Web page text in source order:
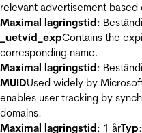
relevant advertisement
Maximal lagringstid:
_uetvid_expContains the
corresponding name.
Maximal lagringstid:
MUIDUsed widely by
enables user tracking by
domains.
Maximal lagringstid: 1 årTyp